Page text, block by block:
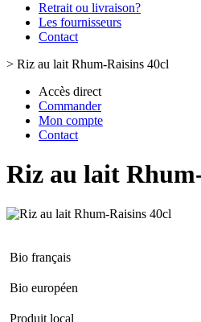
Retrait ou livraison?
Les fournisseurs
Contact
> Riz au lait Rhum-Raisins 40cl
Accès direct
Commander
Mon compte
Contact
Riz au lait
Bio français
Bio européen
Produit local